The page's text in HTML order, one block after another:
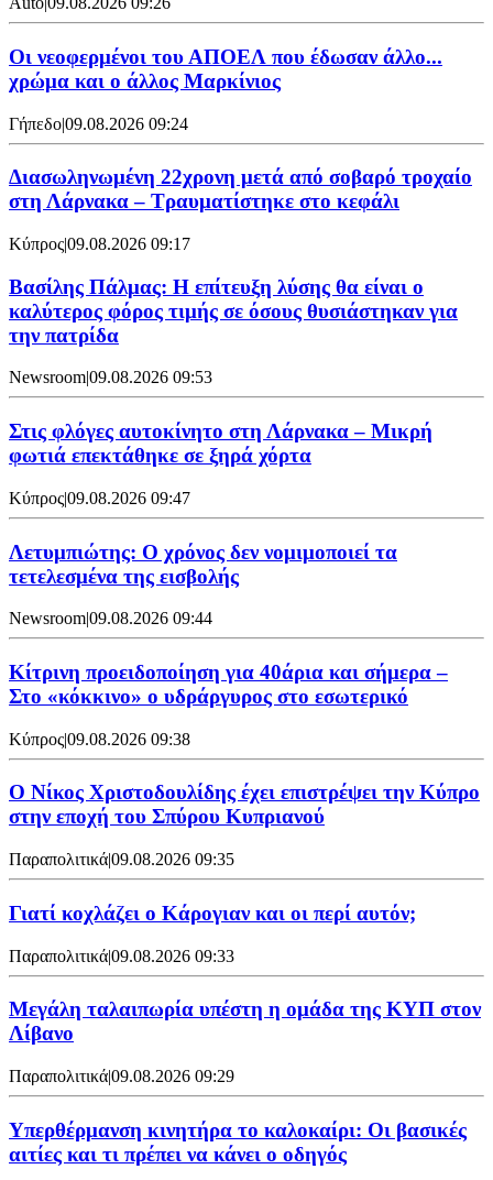
Οι νεοφερμένοι του ΑΠΟΕΛ που έδωσαν άλλο...
χρώμα και ο άλλος Μαρκίνιος
Γήπεδο|09.08.2026 09:24
Διασωληνωμένη 22χρονη μετά από σοβαρό τροχαίο
στη Λάρνακα – Τραυματίστηκε στο κεφάλι
Κύπρος|09.08.2026 09:17
Βασίλης Πάλμας: Η επίτευξη λύσης θα είναι ο
καλύτερος φόρος τιμής σε όσους θυσιάστηκαν για
την πατρίδα
Newsroom|09.08.2026 09:53
Στις φλόγες αυτοκίνητο στη Λάρνακα – Μικρή
φωτιά επεκτάθηκε σε ξηρά χόρτα
Κύπρος|09.08.2026 09:47
Λετυμπιώτης: Ο χρόνος δεν νομιμοποιεί τα
τετελεσμένα της εισβολής
Newsroom|09.08.2026 09:44
Κίτρινη προειδοποίηση για 40άρια και σήμερα –
Στο «κόκκινο» ο υδράργυρος στο εσωτερικό
Κύπρος|09.08.2026 09:38
Ο Νίκος Χριστοδουλίδης έχει επιστρέψει την Κύπρο
στην εποχή του Σπύρου Κυπριανού
Παραπολιτικά|09.08.2026 09:35
Γιατί κοχλάζει ο Κάρογιαν και οι περί αυτόν;
Παραπολιτικά|09.08.2026 09:33
Μεγάλη ταλαιπωρία υπέστη η ομάδα της ΚΥΠ στον
Λίβανο
Παραπολιτικά|09.08.2026 09:29
Υπερθέρμανση κινητήρα το καλοκαίρι: Οι βασικές
αιτίες και τι πρέπει να κάνει ο οδηγός